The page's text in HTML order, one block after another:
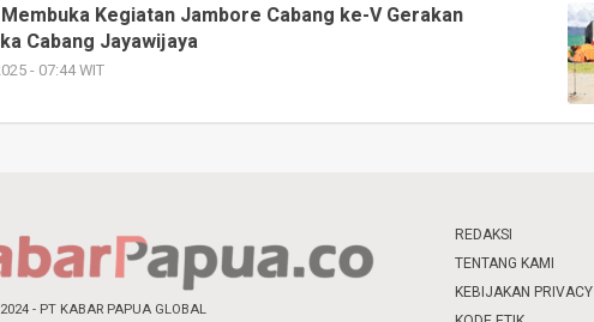
Kegiatan Jambore Cabang ke-V Gerakan
Cabang Jayawijaya
- 07:44 WIT
- PT KABAR PAPUA GLOBAL
REDAKSI
TENTANG KAMI
KEBIJAKAN PRIVACY